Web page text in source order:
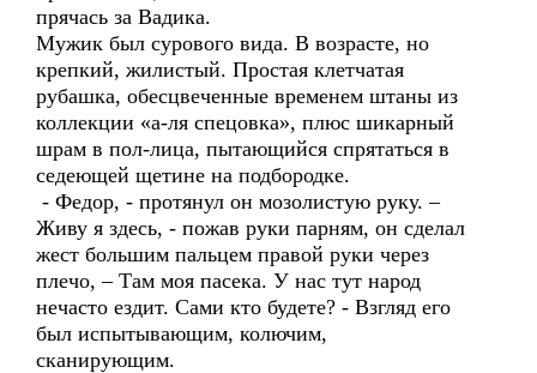
прячась за Вадика.
Мужик был сурового вида. В возрасте, но
крепкий, жилистый. Простая клетчатая
рубашка, обесцвеченные временем штаны из
коллекции «а-ля спецовка», плюс шикарный
шрам в пол-лица, пытающийся спрятаться в
седеющей щетине на подбородке.
- Федор, - протянул он мозолистую руку. –
Живу я здесь, - пожав руки парням, он сделал
жест большим пальцем правой руки через
плечо, – Там моя пасека. У нас тут народ
нечасто ездит. Сами кто будете? - Взгляд его
был испытывающим, колючим,
сканирующим.